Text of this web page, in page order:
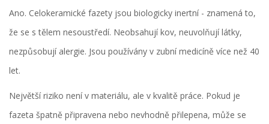
Ano. Celokeramické fazety jsou biologicky inertní - znamená to,
že se s tělem nesoustředí. Neobsahují kov, neuvolňují látky,
nezpůsobují alergie. Jsou používány v zubní medicíně více než 40
let.
Největší riziko není v materiálu, ale v kvalitě práce. Pokud je
fazeta špatně připravena nebo nevhodně přilepena, může se